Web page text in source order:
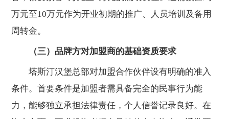
万元至10万元作为开业初期的推广、人员培训及备用
周转金。
（三）品牌方对加盟商的基础资质要求
塔斯汀汉堡总部对加盟合作伙伴设有明确的准入
条件。首要条件是加盟者需具备完全的民事行为能
力，能够独立承担法律责任，个人信誉记录良好。在